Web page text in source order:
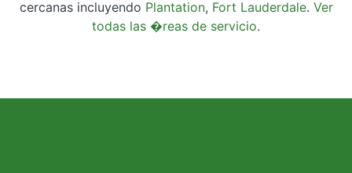
cercanas incluyendo Plantation, Fort Lauderdale. Ver
todas las �reas de servicio.